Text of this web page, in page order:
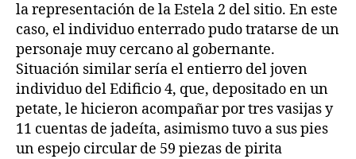
la representación de la Estela 2 del sitio. En este
caso, el individuo enterrado pudo tratarse de un
personaje muy cercano al gobernante.
Situación similar sería el entierro del joven
individuo del Edificio 4, que, depositado en un
petate, le hicieron acompañar por tres vasijas y
11 cuentas de jadeíta, asimismo tuvo a sus pies
un espejo circular de 59 piezas de pirita